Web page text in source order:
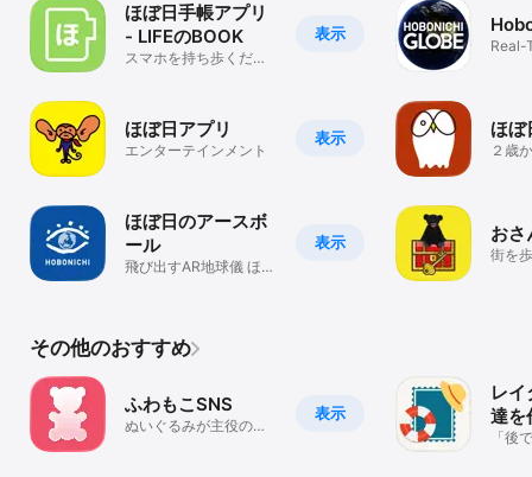
表示
ほぼ日手帳アプリ
- LIFEのBOOK
スマホを持ち歩くだけ
表示
ほぼ日アプリ
エンターテインメント
表示
ほぼ日のアースボ
ール
飛び出すAR地球儀 ほぼ
Real-
ほぼ
２歳
おさ
街を
その他のおすすめ
表示
ふわもこSNS
ぬいぐるみが主役のア
レ
達を
「後